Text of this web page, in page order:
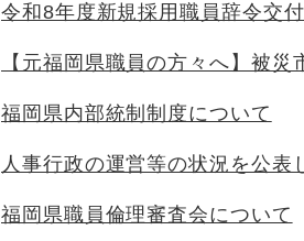
令和8年度新規採用職員辞令交
【元福岡県職員の方々へ】被
福岡県内部統制制度について
人事行政の運営等の状況を公表
福岡県職員倫理審査会について